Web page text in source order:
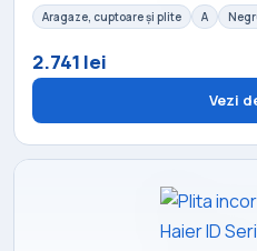
Aragaze, cuptoare și plite A
2.741 lei
Vezi